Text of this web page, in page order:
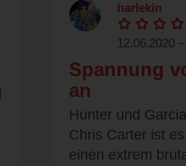
harlekin
12.06.2020
Spannung
an
Hunter und
Chris Carter ist
einen extrem